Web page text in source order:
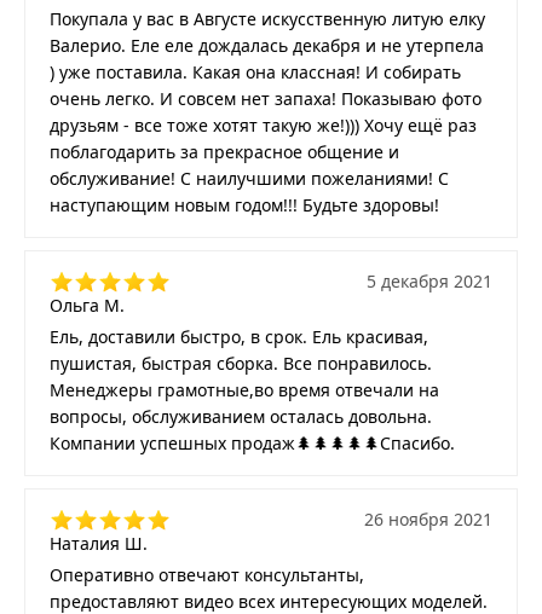
Покупала у вас в Августе искусственную литую елку
Валерио. Еле еле дождалась декабря и не утерпела
) уже поставила. Какая она классная! И собирать
очень легко. И совсем нет запаха! Показываю фото
друзьям - все тоже хотят такую же!))) Хочу ещё раз
поблагодарить за прекрасное общение и
обслуживание! С наилучшими пожеланиями! С
наступающим новым годом!!! Будьте здоровы!
Ольга М.
5 декабря 2021
Ель, доставили быстро, в срок. Ель красивая,
пушистая, быстрая сборка. Все понравилось.
Менеджеры грамотные,во время отвечали на
вопросы, обслуживанием осталась довольна.
Компании успешных продаж🌲🌲🌲🌲🌲Спасибо.
Наталия Ш.
26 ноября 2021
Оперативно отвечают консультанты,
предоставляют видео всех интересующих моделей.